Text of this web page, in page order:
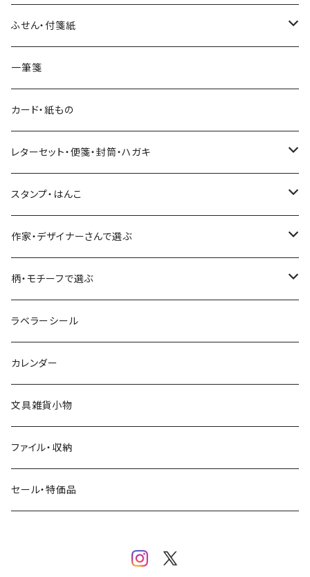
透明クリア
ネクタイ
透明クリアテープ
柄・モチーフで選ぶ（マステ）
いちご・ストロベリー
フルーツ・野菜
ミモザ
お花・フラワー・グリーン・植物
マインドウェイブ
水縞
大枝活版室
星燈社
ミナペルホネン
BGM
eric
SAIEN
田村美紀
パピアプラッツ（作家もの）
パピアプラッツ（作家もの）
ヨハク
ステッカーシール
マインドウェイブ
田村美紀
立体シール
ヨハク
HUTTE PAPER WORKS
表現社（作家もの）
星燈社
古川紙工
大枝活版室
ふせん・付箋紙
ヨハク
HUTTE PAPER WORKS
古川紙工
表現社（作家もの）
ロール付箋
一筆箋
カード・紙もの
レターセット・便箋・封筒・ハガキ
古川紙工
表現社（作家もの）
スタンプ・はんこ
Hutte paper works
ヨハク
作家・デザイナーさんで選ぶ
ネクタイ
Hutte paper works
ヨハク
eric
浅野みどり
西淑
柄・モチーフで選ぶ
フルーツ
食べ物・フード・スイーツ
パン・ブレッド
カフェ
コーヒー・飲み物・クリームソーダ
ラベラーシール
カレンダー
文具雑貨小物
ファイル・収納
セール・特価品